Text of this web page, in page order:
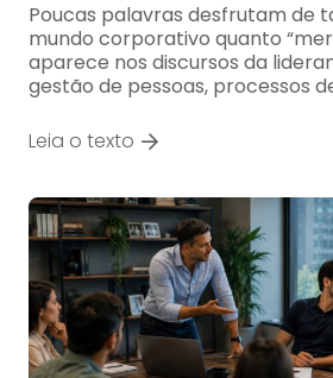
Poucas palavras desfrutam de
mundo corporativo quanto
aparece nos discursos da
gestão de pessoas, processos
Leia o texto